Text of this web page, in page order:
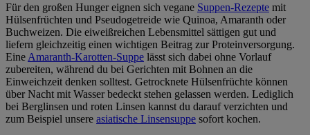
Für den großen Hunger eignen sich vegane Suppen-Rezepte mit
Hülsenfrüchten und Pseudogetreide wie Quinoa, Amaranth oder
Buchweizen. Die eiweißreichen Lebensmittel sättigen gut und
liefern gleichzeitig einen wichtigen Beitrag zur Proteinversorgung.
Eine Amaranth-Karotten-Suppe lässt sich dabei ohne Vorlauf
zubereiten, während du bei Gerichten mit Bohnen an die
Einweichzeit denken solltest. Getrocknete Hülsenfrüchte können
über Nacht mit Wasser bedeckt stehen gelassen werden. Lediglich
bei Berglinsen und roten Linsen kannst du darauf verzichten und
zum Beispiel unsere asiatische Linsensuppe sofort kochen.